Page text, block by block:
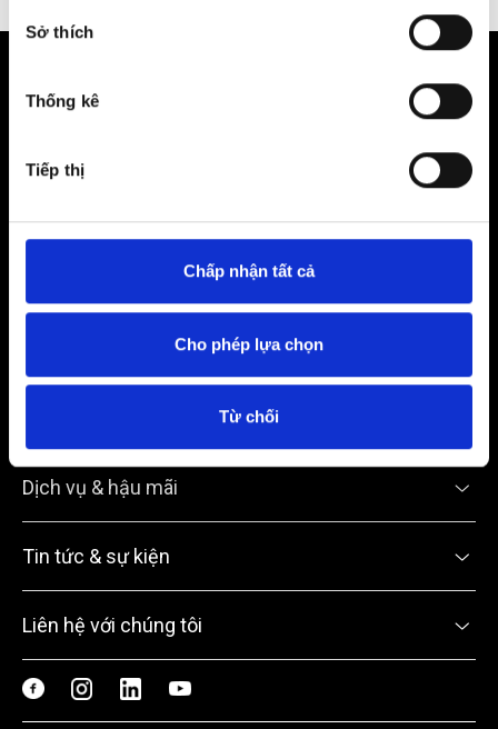
Sở thích
Thống kê
Tiếp thị
Chấp nhận tất cả
Cho phép lựa chọn
Từ chối
Điện thoại:0934 686 195
contact.ahn@audi-hanoi.vn
Dịch vụ & hậu mãi
Tin tức & sự kiện
Liên hệ với chúng tôi